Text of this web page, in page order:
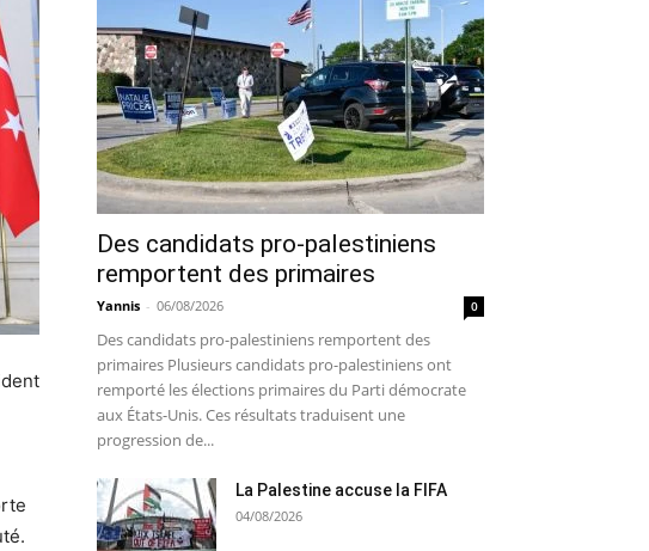
Des candidats pro-palestiniens
remportent des primaires
Yannis - 06/08/2026 0
Des candidats pro-palestiniens remportent des
primaires Plusieurs candidats pro-palestiniens ont
remporté les élections primaires du Parti démocrate
aux États-Unis. Ces résultats traduisent une
progression de...
La Palestine accuse la FIFA
04/08/2026